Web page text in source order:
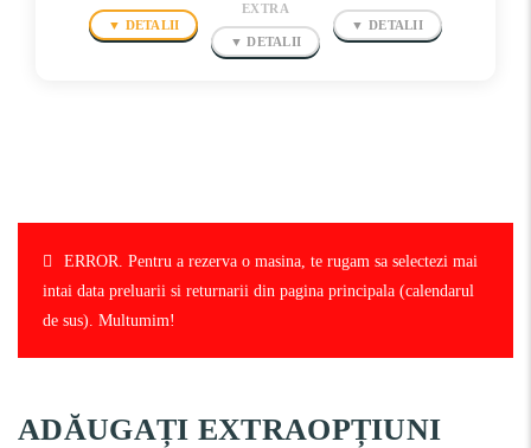
▼ DETALII
EXTRA
▼ DETALII
▼ DETALII
ERROR. Pentru a rezerva o masina, te rugam sa selectezi mai
intai data preluarii si returnarii din pagina principala (calendarul
de sus). Multumim!
ADĂUGAȚI EXTRAOPȚIUNI